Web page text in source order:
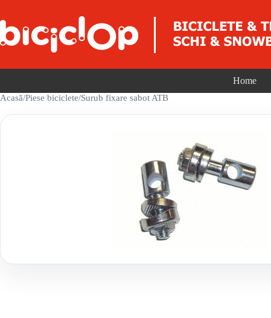
Home
Acasă/Piese biciclete/Surub fixare sabot ATB